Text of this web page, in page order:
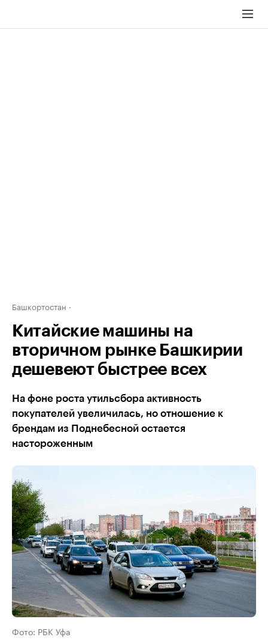
Башкортостан
Китайские машины на
вторичном рынке Башкирии
дешевеют быстрее всех
На фоне роста утильсбора активность
покупателей увеличилась, но отношение к
брендам из Поднебесной остается
настороженным
Фото: РБК Уфа